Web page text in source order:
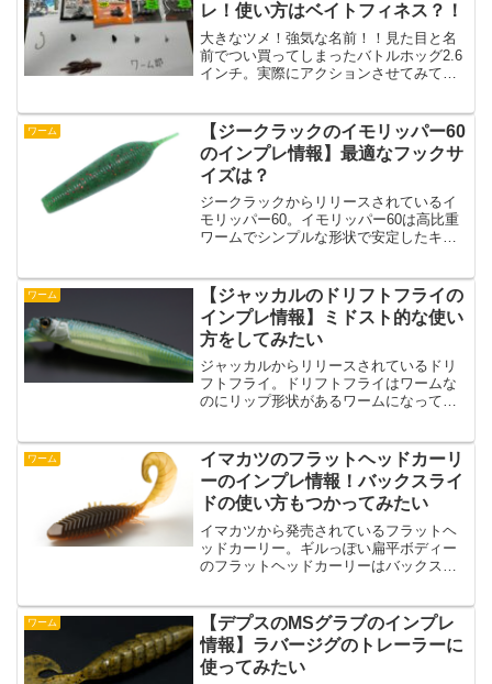
レ！使い方はベイトフィネス？！
大きなツメ！強気な名前！！見た目と名
前でつい買ってしまったバトルホッグ2.6
インチ。実際にアクションさせてみて感
トルホッグ2.7インチの特徴を解説してい
きます！コンパ...
ワーム
【ジークラックのイモリッパー60
のインプレ情報】最適なフックサ
イズは？
ジークラックからリリースされているイ
モリッパー60。イモリッパー60は高比重
ワームでシンプルな形状で安定したキャ
ョンというよりも、誰もキャストしない
ような遠くのポイント...
ワーム
【ジャッカルのドリフトフライの
インプレ情報】ミドスト的な使い
方をしてみたい
ジャッカルからリリースされているドリ
フトフライ。ドリフトフライはワームな
のにリップ形状があるワームになってい
カルからリリースされているドリフトフ
ライの特徴とインプレ情報...
ワーム
イマカツのフラットヘッドカーリ
ーのインプレ情報！バックスライ
ドの使い方もつかってみたい
イマカツから発売されているフラットヘ
ッドカーリー。ギルっぽい扁平ボディー
のフラットヘッドカーリーはバックスラ
ーリーのインプレ情報と特徴をまとめま
したので紹介していきます...
ワーム
【デプスのMSグラブのインプレ
情報】ラバージグのトレーラーに
使ってみたい